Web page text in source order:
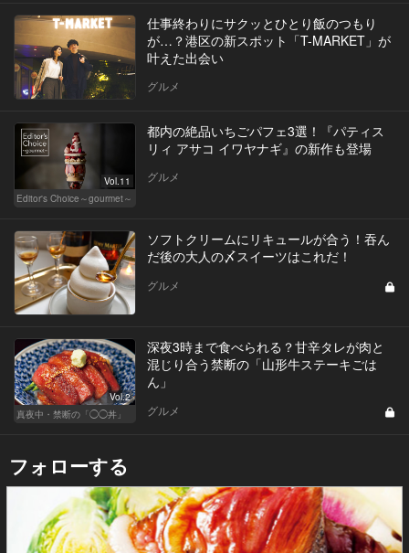
仕事終わりにサクッとひとり飯のつもり
が…？港区の新スポット「T-MARKET」が
叶えた出会い
グルメ
Vol.11
Editor's Choice～gourmet～
都内の絶品いちごパフェ3選！『パティス
リィ アサコ イワヤナギ』の新作も登場
グルメ
ソフトクリームにリキュールが合う！吞ん
だ後の大人の〆スイーツはこれだ！
グルメ
Vol.2
真夜中・禁断の「◯◯丼」
深夜3時まで食べられる？甘辛タレが肉と
混じり合う禁断の「山形牛ステーキごは
ん」
グルメ
フォローする